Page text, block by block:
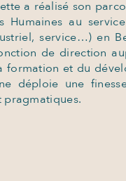
a réalisé son
Humaines au
service…) en
de direction
formation et du
déploie une
pragmatiques.